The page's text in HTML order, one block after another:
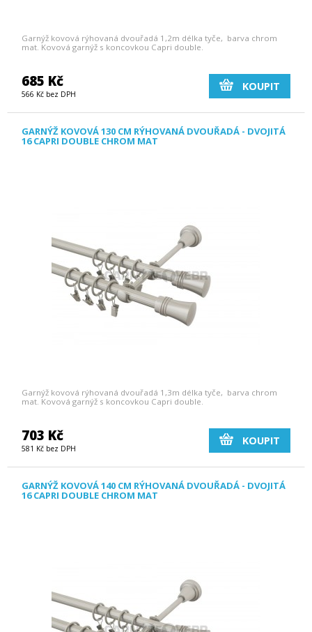
Garnýž kovová rýhovaná dvouřadá 1,2m délka tyče, barva chrom
mat. Kovová garnýž s koncovkou Capri double.
685 Kč
566 Kč bez DPH
KOUPIT
GARNÝŽ KOVOVÁ 130 CM RÝHOVANÁ DVOUŘADÁ - DVOJITÁ
16 CAPRI DOUBLE CHROM MAT
Garnýž kovová rýhovaná dvouřadá 1,3m délka tyče, barva chrom
mat. Kovová garnýž s koncovkou Capri double.
703 Kč
581 Kč bez DPH
KOUPIT
GARNÝŽ KOVOVÁ 140 CM RÝHOVANÁ DVOUŘADÁ - DVOJITÁ
16 CAPRI DOUBLE CHROM MAT